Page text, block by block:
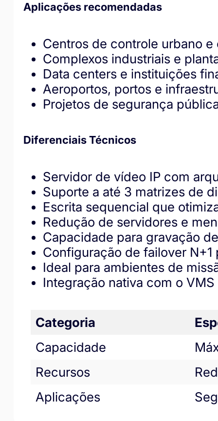
Aplicações recomendadas
Centros de controle urbano
Complexos industriais e
Data centers e instituições
Aeroportos, portos e
Projetos de segurança
Diferenciais Técnicos
Servidor de vídeo IP com
Suporte a até 3 matrizes de
Escrita sequencial que
Redução de servidores e
Capacidade para gravação
Configuração de failover
Ideal para ambientes de
Integração nativa com o
Categoria
Capacidade
Recursos
Aplicações